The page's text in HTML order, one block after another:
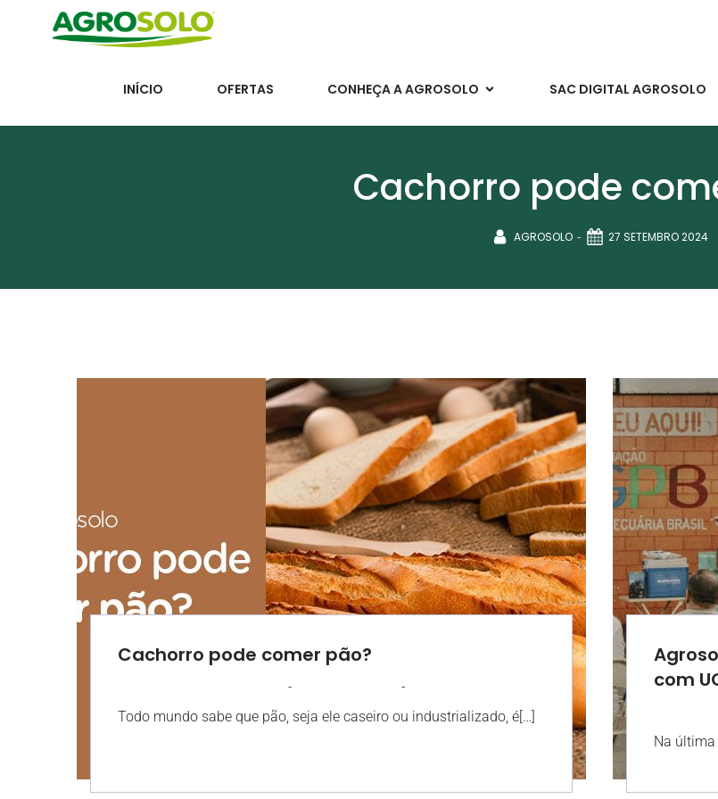
INÍCIO OFERTAS CONHEÇA A AGROSOLO SAC DIGITAL AGROSOLO
Cachorro pode
AGROSOLO - 27 SETEMBRO 2024
Cachorro pode comer pão?
- -
Todo mundo sabe que pão, seja ele caseiro ou industrializado, é[…]
com
Na última